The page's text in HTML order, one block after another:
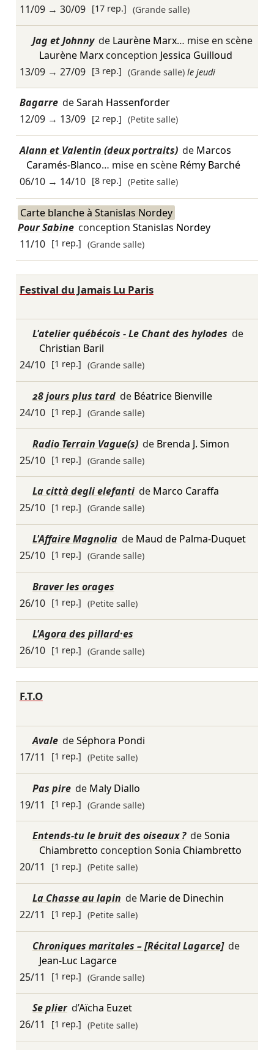
11/09→ 30/09 [17 rep.] (Grande salle)
Jag et Johnny de Laurène Marx… mise en scène
Laurène Marxconception Jessica Guilloud
13/09→ 27/09 [3 rep.] (Grande salle) le jeudi
Bagarre deSarah Hassenforder
12/09→ 13/09 [2 rep.] (Petite salle)
Alann et Valentin (deux portraits) de Marcos
Caramés-Blanco… mise en scène Rémy Barché
06/10→ 14/10 [8 rep.] (Petite salle)
Carte blanche à Stanislas Nordey
Pour Sabine conception Stanislas Nordey
11/10 [1 rep.] (Grande salle)
Festival du Jamais Lu Paris
L'atelier québécois - Le Chant des hylodes de
Christian Baril
24/10 [1 rep.] (Grande salle)
28 jours plus tard de Béatrice Bienville
24/10 [1 rep.] (Grande salle)
Radio Terrain Vague(s) de Brenda J. Simon
25/10 [1 rep.] (Grande salle)
La città degli elefanti de Marco Caraffa
25/10 [1 rep.] (Grande salle)
L'Affaire Magnolia de Maud de Palma-Duquet
25/10 [1 rep.] (Grande salle)
Braver les orages
26/10 [1 rep.] (Petite salle)
L'Agora des pillard·es
26/10 [1 rep.] (Grande salle)
F.T.O
Avale deSéphora Pondi
17/11
[1 rep.] (Petite salle)
Pas pire de Maly Diallo
19/11
[1 rep.] (Grande salle)
Entends-tu le bruit des oiseaux ? deSonia
Chiambretto conception Sonia Chiambretto
20/11
[1 rep.] (Petite salle)
La Chasse au lapin de Marie de Dinechin
22/11
[1 rep.] (Petite salle)
Chroniques maritales – [Récital Lagarce] de
Jean-Luc Lagarce
25/11
[1 rep.] (Grande salle)
Se plier d’Aïcha Euzet
26/11
[1 rep.] (Petite salle)